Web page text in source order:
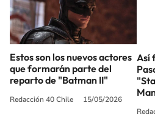
Estos son los nuevos actores
que formarán parte del
reparto de "Batman II"
Redacción 40 Chile 15/05/2026
Así